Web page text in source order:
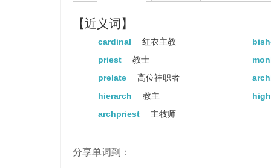
【近义词】
cardinal 红衣主教
priest
教士
prelate
高位神职者
hierarch
教主
archpriest
主牧师
分享单词到：